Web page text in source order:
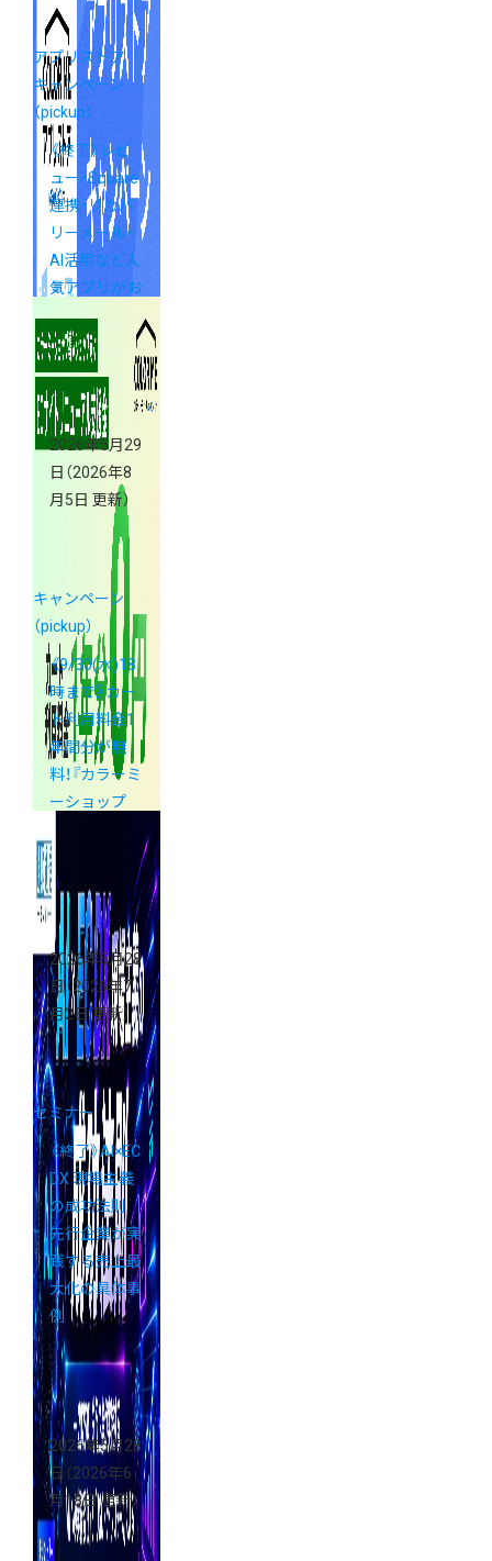
アプリストア
キャンペーン
（pickup）
《終了》レビ
ュー・Square
連携・リカバ
リーメール・
AI活用など人
気アプリがお
得！
2026年5月29
日 （2026年8
月5日 更新）
キャンペーン
（pickup）
《9/30(水)18
時まで》カー
ト利用料金1
年間分が無
料！『カラーミ
ーショップ
ニューアル支
援金』のご案
内
2026年5月28
日（2026年7
月2日 更新）
セミナー
《終了》AI×EC
DX 現場主義
の成功法則
先行企業が実
践する売上最
大化の具体事
例
2026年5月28
日 （2026年6
月18日 更新）